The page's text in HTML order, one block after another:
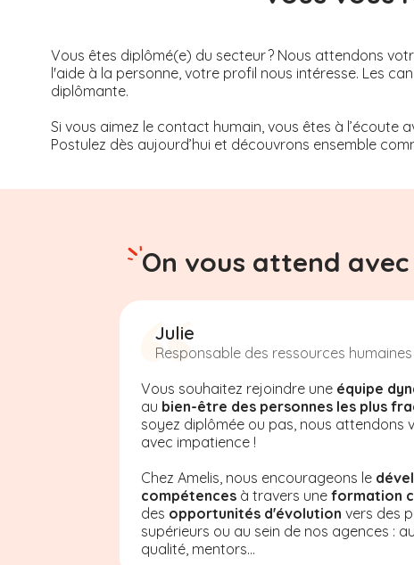
Vous êtes diplômé(e) du secteur ? Nous attendons
l'aide à la personne, votre profil nous intéresse. Les
diplômante.
Si vous aimez le contact humain, vous êtes à
Postulez dès aujourd’hui et découvrons ensemble
On vous attend
Julie
Responsable des ressources humaines
Vous souhaitez rejoindre une équipe
au bien-être des personnes les plus
soyez diplômée ou pas, nous attendons
avec impatience !
Chez Amelis, nous encourageons le
compétences à travers une formation
des opportunités d'évolution vers des
supérieurs ou au sein de nos agences :
qualité, mentors...